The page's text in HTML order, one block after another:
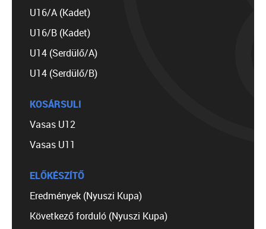
U16/A (Kadet)
U16/B (Kadet)
U14 (Serdülő/A)
U14 (Serdülő/B)
KOSÁRSULI
Vasas U12
Vasas U11
ELŐKÉSZÍTŐ
Eredmények (Nyuszi Kupa)
Következő forduló (Nyuszi Kupa)